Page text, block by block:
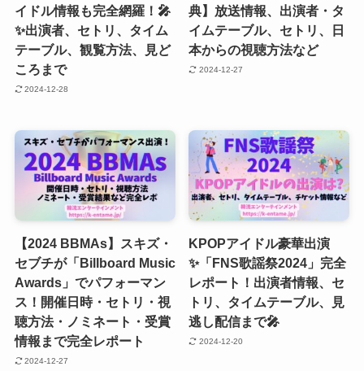
イドル情報も完全網羅！🎤
✨出演者、セトリ、タイム
テーブル、観覧方法、見ど
ころまで
2024-12-28
典】放送情報、出演者・タ
イムテーブル、セトリ、日
本からの視聴方法など
2024-12-27
【2024 BBMAs】スキズ・
セブチが「Billboard Music
Awards」でパフォーマン
ス！開催日時・セトリ・視
聴方法・ノミネート・受賞
情報まで完全レポート
2024-12-27
KPOPアイドル豪華出演
✨「FNS歌謡祭2024」完全
レポート！出演者情報、セ
トリ、タイムテーブル、見
逃し配信まで🎤
2024-12-20